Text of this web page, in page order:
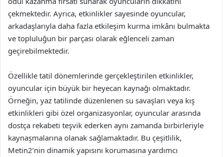
çekmektedir. Ayrıca, etkinlikler sayesinde oyuncular,
arkadaşlarıyla daha fazla etkileşim kurma imkânı bulmakta
ve topluluğun bir parçası olarak eğlenceli zaman
geçirebilmektedir.
Özellikle tatil dönemlerinde gerçekleştirilen etkinlikler,
oyuncular için büyük bir heyecan kaynağı olmaktadır.
Örneğin, yaz tatilinde düzenlenen su savaşları veya kış
etkinlikleri gibi özel organizasyonlar, oyuncular arasında
dostça rekabeti teşvik ederken aynı zamanda birbirleriyle
kaynaşmalarına olanak sağlamaktadır. Bu çeşitlilik,
Metin2’nin dinamik yapısını korumasına yardımcı